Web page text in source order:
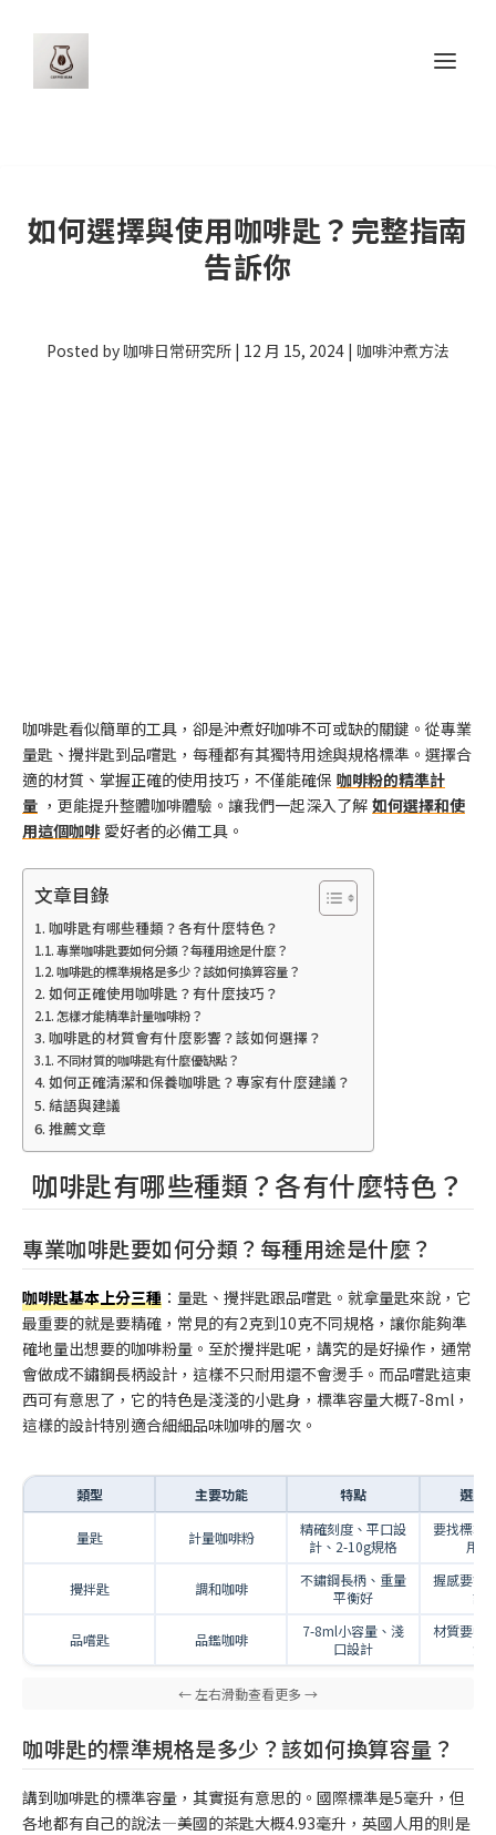
如何選擇與使用咖啡匙？完整指南
告訴你
Posted by 咖啡日常研究所 | 12 月 15, 2024 | 咖啡沖煮方法
咖啡匙看似簡單的工具，卻是沖煮好咖啡不可或缺的關鍵。從專業
量匙、攪拌匙到品嚐匙，每種都有其獨特用途與規格標準。選擇合
適的材質、掌握正確的使用技巧，不僅能確保 咖啡粉的精準計
量 ，更能提升整體咖啡體驗。讓我們一起深入了解 如何選擇和使
用這個咖啡 愛好者的必備工具。
文章目錄
咖啡匙有哪些種類？各有什麼特色？
專業咖啡匙要如何分類？每種用途是什麼？
咖啡匙的標準規格是多少？該如何換算容量？
如何正確使用咖啡匙？有什麼技巧？
怎樣才能精準計量咖啡粉？
咖啡匙的材質會有什麼影響？該如何選擇？
不同材質的咖啡匙有什麼優缺點？
如何正確清潔和保養咖啡匙？專家有什麼建議？
結語與建議
推薦文章
咖啡匙有哪些種類？各有什麼特色？
專業咖啡匙要如何分類？每種用途是什麼？
咖啡匙基本上分三種 ：量匙、攪拌匙跟品嚐匙。就拿量匙來說，它
最重要的就是要精確，常見的有2克到10克不同規格，讓你能夠準
確地量出想要的咖啡粉量。至於攪拌匙呢，講究的是好操作，通常
會做成不鏽鋼長柄設計，這樣不只耐用還不會燙手。而品嚐匙這東
西可有意思了，它的特色是淺淺的小匙身，標準容量大概7-8ml，
這樣的設計特別適合細細品味咖啡的層次。
類型 主要功能 特點 選購
量匙 計量咖啡粉
精確刻度、平口設
計、2-10g規格
要找標準
用
攪拌匙 調和咖啡
不鏽鋼長柄、重量
平衡好
握感要舒
設
品嚐匙 品鑑咖啡
7-8ml小容量、淺
口設計
材質要中
清
咖啡匙的標準規格是多少？該如何換算容量？
講到咖啡匙的標準容量，其實挺有意思的。國際標準是5毫升，但
各地都有自己的說法—美國的茶匙大概4.93毫升，英國人用的則是